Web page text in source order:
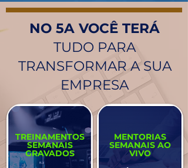
NO 5A VOCÊ TERÁ
TUDO PARA
TRANSFORMAR A SUA
EMPRESA
TREINAMENTOS
SEMANAIS
GRAVADOS
MENTORIAS
SEMANAIS AO
VIVO